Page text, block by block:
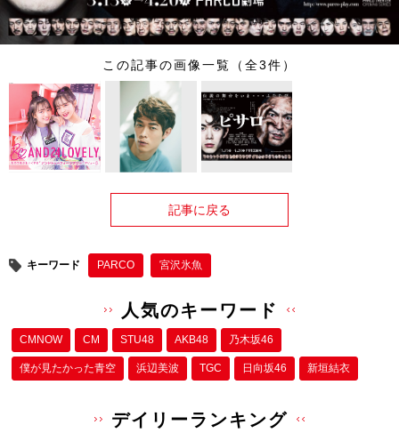
この記事の画像一覧（全3件）
記事に戻る
キーワード PARCO 宮沢氷魚
人気のキーワード
CMNOW CM STU48 AKB48 乃木坂46
僕が⾒たかった⻘空 浜辺美波 TGC 日向坂46 新垣結衣
デイリーランキング